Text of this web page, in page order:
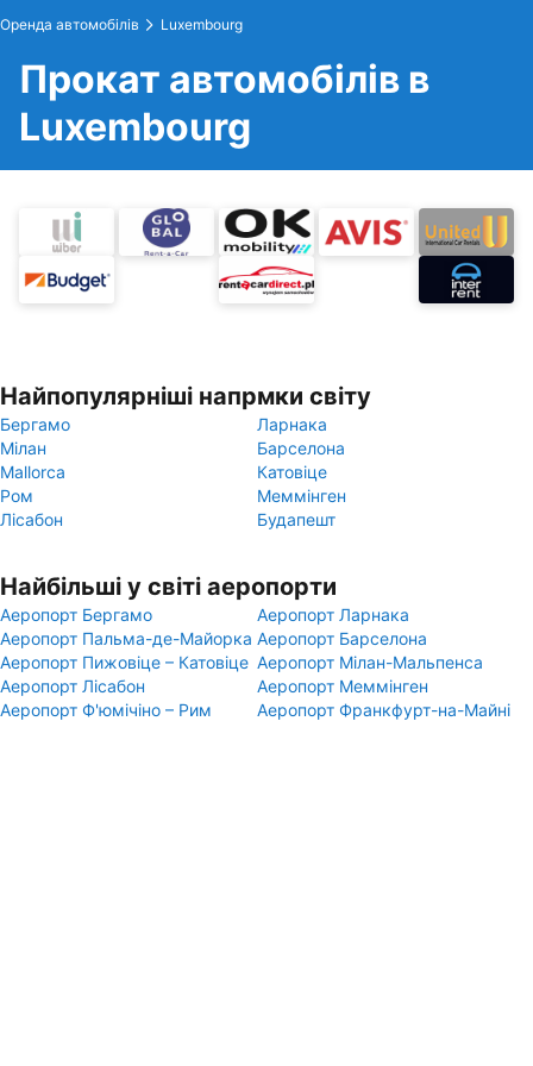
Оренда автомобілів Luxembourg
Прокат автомобілів в
Luxembourg
Найпопулярніші напрмки світу
Бергамо
Ларнака
Мілан
Барселона
Mallorca
Катовіце
Ром
Меммінген
Лісабон
Будапешт
Найбільші у світі аеропорти
Аеропорт Бергамо
Аеропорт Ларнака
Аеропорт Пальма-де-Майорка Аеропорт Барселона
Аеропорт Пижовіце – Катовіце Аеропорт Мілан-Мальпенса
Аеропорт Лісабон
Аеропорт Меммінген
Аеропорт Ф'юмічіно – Рим
Аеропорт Франкфурт-на-Майні